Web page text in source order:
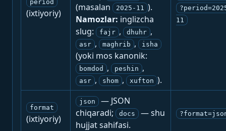
period
(ixtiyoriy)
(masalan 2025-11 ).
Namozlar: inglizcha
slug:
fajr , dhuhr ,
asr , maghrib , isha
(yoki mos kanonik:
bomdod , peshin ,
asr , shom , xufton ).
11
format
(ixtiyoriy)
json
— JSON
chiqaradi;
docs
— shu
hujjat sahifasi.